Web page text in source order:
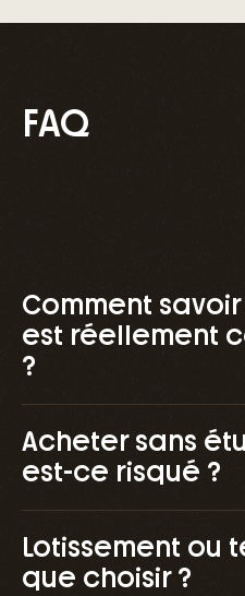
FAQ
Comment
est réellement
?
Acheter sans
est-ce risqué ?
Lotissement ou
que choisir ?